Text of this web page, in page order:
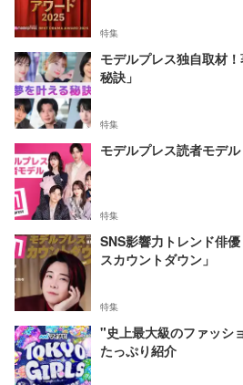
特集
モデルプレス独自取材
秘訣」
特集
モデルプレス読者モデ
特集
SNS影響力トレンド俳
スカウントダウン」
特集
"史上最大級のファッシ
たっぷり紹介